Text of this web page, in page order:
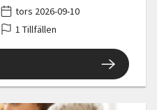
tors 2026-09-10
1 Tillfällen